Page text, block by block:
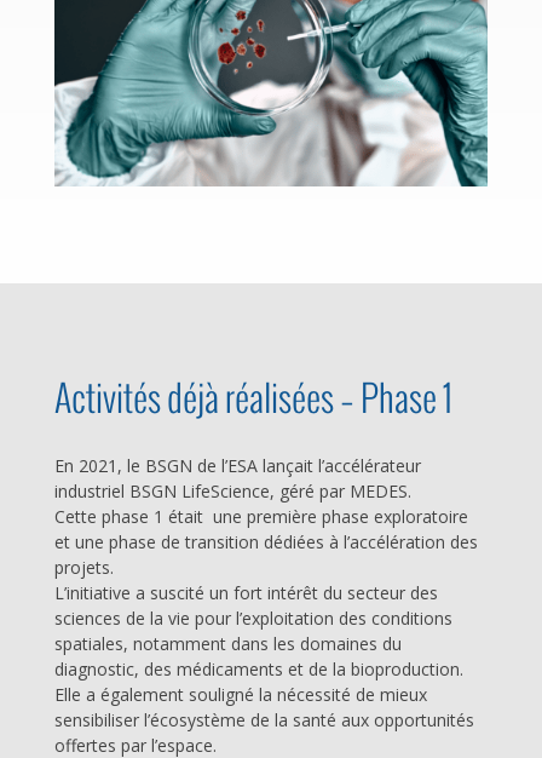
Activités déjà réalisées – Phase 1
En 2021, le BSGN de l’ESA lançait l’accélérateur
industriel BSGN LifeScience, géré par MEDES.
Cette phase 1 était une première phase exploratoire
et une phase de transition dédiées à l’accélération des
projets.
L’initiative a suscité un fort intérêt du secteur des
sciences de la vie pour l’exploitation des conditions
spatiales, notamment dans les domaines du
diagnostic, des médicaments et de la bioproduction.
Elle a également souligné la nécessité de mieux
sensibiliser l’écosystème de la santé aux opportunités
offertes par l’espace.